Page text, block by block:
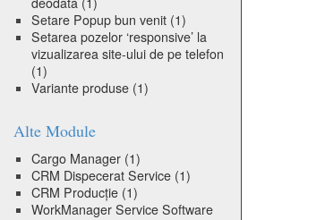
Setare Popup bun venit (1)
Setarea pozelor ‘responsive’ la
vizualizarea site-ului de pe telefon
(1)
Variante produse (1)
Alte Module
Cargo Manager (1)
CRM Dispecerat Service (1)
CRM Producție (1)
WorkManager Service Software